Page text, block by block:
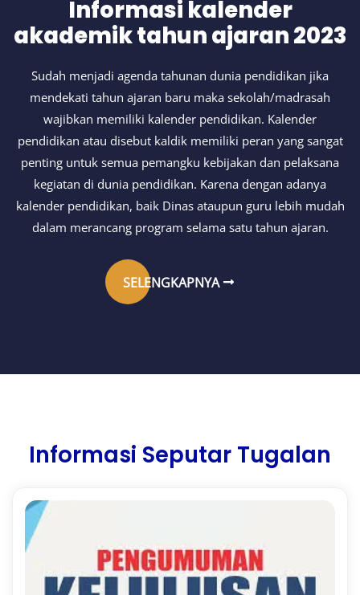
Informasi kalender
akademik tahun ajaran 2023
Sudah menjadi agenda tahunan dunia pendidikan jika
mendekati tahun ajaran baru maka sekolah/madrasah
wajibkan memiliki kalender pendidikan. Kalender
pendidikan atau disebut kaldik memiliki peran yang sangat
penting untuk semua pemangku kebijakan dan pelaksana
kegiatan di dunia pendidikan. Karena dengan adanya
kalender pendidikan, baik Dinas ataupun guru lebih mudah
dalam merancang program selama satu tahun ajaran.
SELENGKAPNYA
Informasi Seputar Tugalan